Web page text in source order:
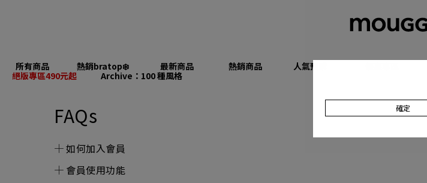
所有商品 熱銷bratop❄️ 最新商品 熱銷商品 人氣預購
絕版專區490元起
Archive：100 種風格
FAQs
如何加入會員
會員使用功能
確定